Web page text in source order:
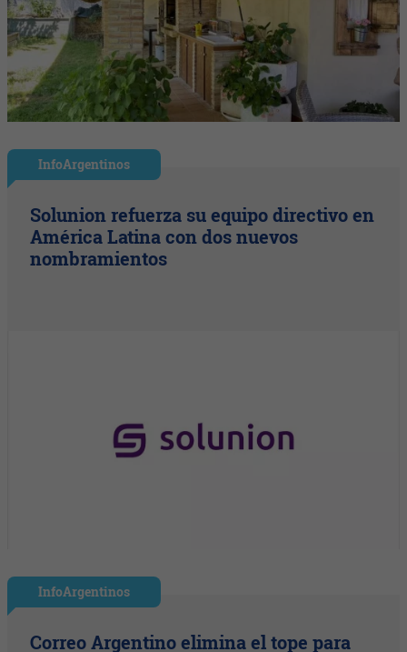
InfoArgentinos
Solunion refuerza su equipo directivo en
América Latina con dos nuevos
nombramientos
InfoArgentinos
Correo Argentino elimina el tope para